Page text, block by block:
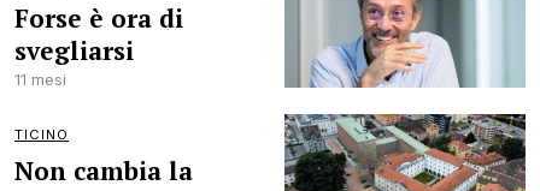
Forse è ora di
svegliarsi
11 mesi
TICINO
Non cambia la